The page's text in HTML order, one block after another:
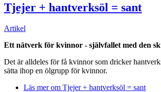
Tjejer + hantverksöl = sant
Artikel
Ett nätverk för kvinnor - självfallet med den
Det är alldeles för få kvinnor som dricker
sätta ihop en ölgrupp för kvinnor.
Läs merom Tjejer + hantverksöl = sant